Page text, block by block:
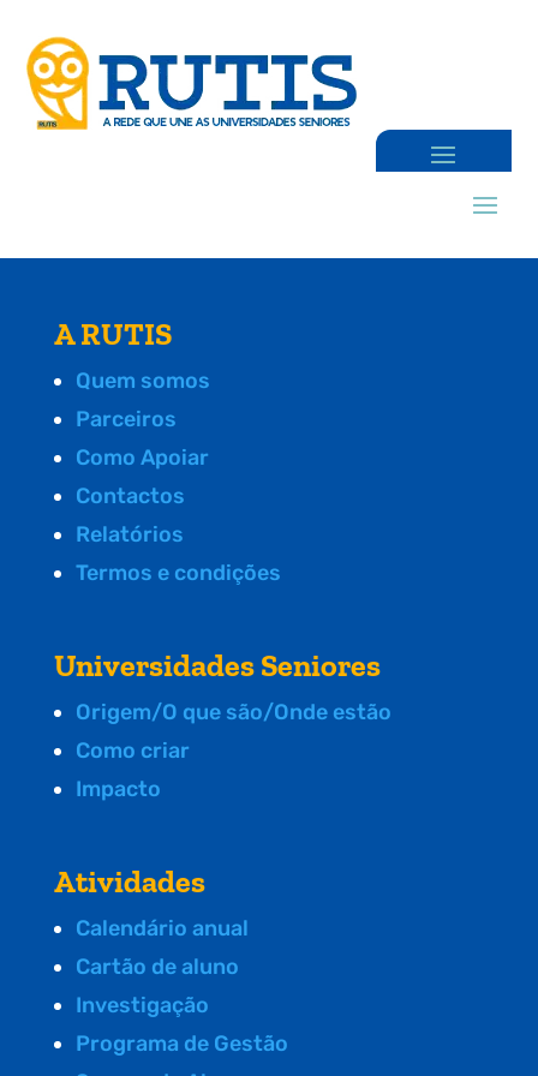
A RUTIS
Quem somos
Parceiros
Como Apoiar
Contactos
Relatórios
Termos e condições
Universidades Seniores
Origem/O que são/Onde estão
Como criar
Impacto
Atividades
Calendário anual
Cartão de aluno
Investigação
Programa de Gestão